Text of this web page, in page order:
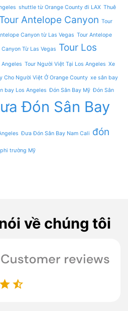
shuttle từ Orange County đi LAX Thuê
Tour Antelope Canyon Tour
Canyon từ Las Vegas Tour Antelope
Từ Las Vegas Tour Los
Tour Người Việt Tại Los Angeles Xe
Cho Người Việt Ở Orange County xe sân bay
bay Los Angeles Đón Sân Bay Mỹ Đón Sân
Đón Sân Bay
Đưa Đón Sân Bay Nam Cali đón
trường Mỹ
về chúng tôi